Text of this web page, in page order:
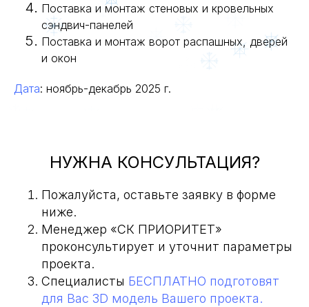
Поставка и монтаж стеновых и кровельных
сэндвич-панелей
Поставка и монтаж ворот распашных, дверей
и окон
Дата: ноябрь-декабрь 2025 г.
НУЖНА КОНСУЛЬТАЦИЯ?
Пожалуйста, оставьте заявку в форме
ниже.
Менеджер «СК ПРИОРИТЕТ»
проконсультирует и уточнит параметры
проекта.
Специалисты БЕСПЛАТНО подготовят
для Вас 3D модель Вашего проекта.